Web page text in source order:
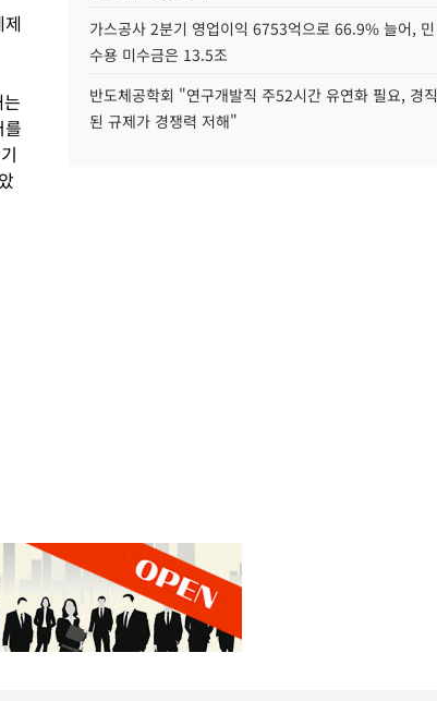
가스공사 2분기 영업이익 6753억으로 66.9% 늘어, 민
수용 미수금은 13.5조
반도체공학회 "연구개발직 주52시간 유연화 필요, 경직
된 규제가 경쟁력 저해"